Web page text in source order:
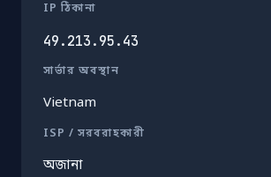
IP ঠিকানা
49.213.95.43
সার্ভার অবস্থান
Vietnam
ISP / সরবরাহকারী
অজানা